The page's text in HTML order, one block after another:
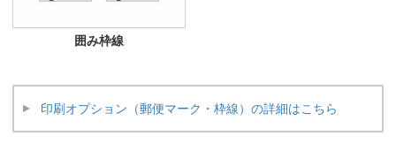
囲み枠線
印刷オプション（郵便マーク・枠線）の詳細はこちら